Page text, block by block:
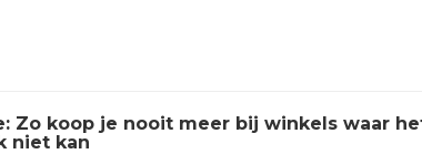
Zo koop je nooit meer bij winkels waar
niet kan